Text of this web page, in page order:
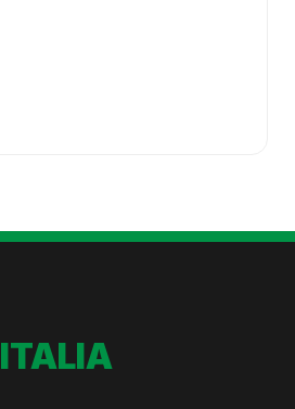
ITALIA